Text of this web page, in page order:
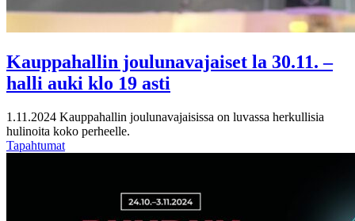
Kauppahallin joulunavajaiset la 30.11. –
halli auki klo 19 asti
1.11.2024 Kauppahallin joulunavajaisissa on luvassa herkullisia
hulinoita koko perheelle.
Tapahtumat